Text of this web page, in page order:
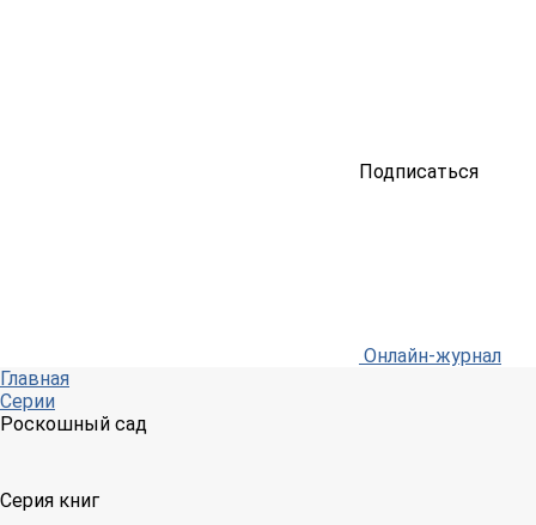
Подписаться
Онлайн-журнал
Главная
Серии
Роскошный сад
Серия книг